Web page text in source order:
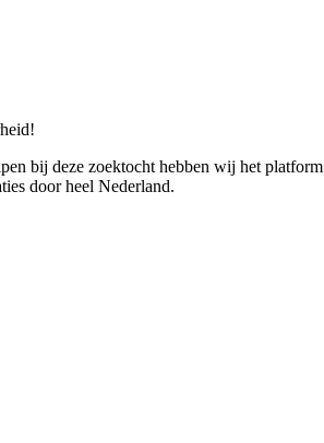
bij deze zoektocht hebben wij het platform
door heel Nederland.